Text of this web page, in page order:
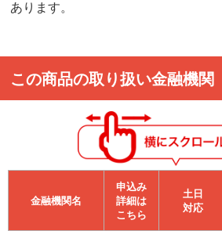
あります。
この商品の取り扱い金融機関
金融機関名
申込み
詳細は
こちら
⼟⽇
対応